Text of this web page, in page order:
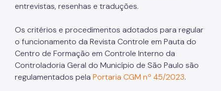
entrevistas, resenhas e traduções.
Os critérios e procedimentos adotados para regular
o funcionamento da Revista Controle em Pauta do
Centro de Formação em Controle Interno da
Controladoria Geral do Município de São Paulo são
regulamentados pela Portaria CGM nº 45/2023.